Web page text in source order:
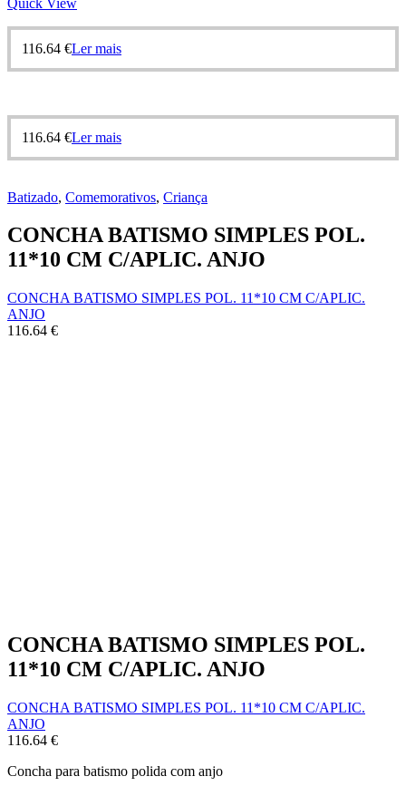
116.64 €Ler mais
116.64 €Ler mais
Batizado, Comemorativos, Criança
CONCHA BATISMO SIMPLES POL.
11*10 CM C/APLIC. ANJO
CONCHA BATISMO SIMPLES POL. 11*10 CM C/APLIC.
ANJO
116.64 €
CONCHA BATISMO SIMPLES POL.
11*10 CM C/APLIC. ANJO
CONCHA BATISMO SIMPLES POL. 11*10 CM C/APLIC.
ANJO
116.64 €
Concha para batismo polida com anjo